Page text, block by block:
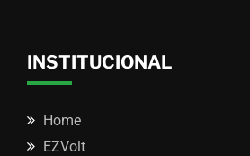
INSTITUCIONAL
Home
EZVolt